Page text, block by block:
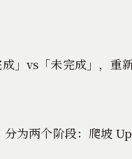
」vs「未完成」，重
分为两个阶段：爬坡